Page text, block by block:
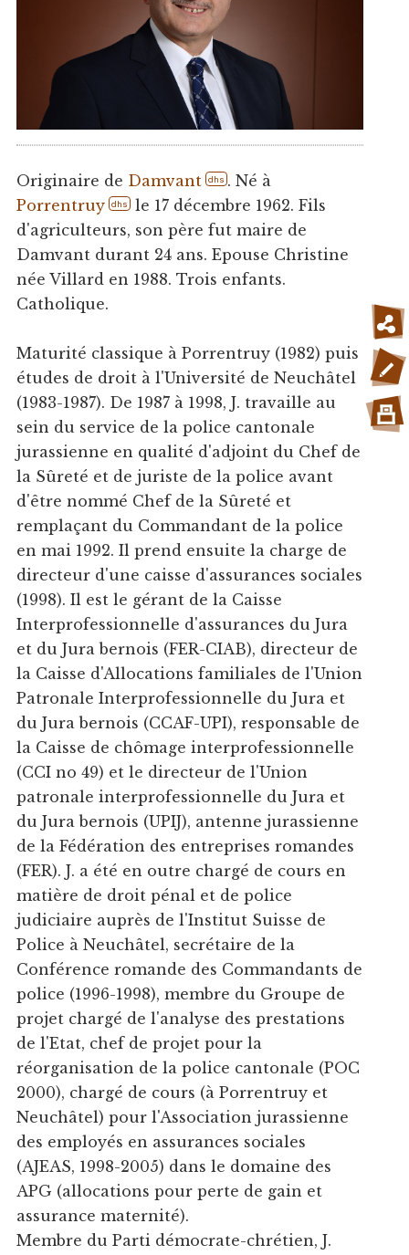
Originaire de Damvant dhs . Né à
Porrentruy
dhs le 17 décembre 1962. Fils
d'agriculteurs, son père fut maire de
Damvant durant 24 ans. Epouse Christine
née Villard en 1988. Trois enfants.
Catholique.
Maturité classique à Porrentruy (1982) puis
études de droit à l'Université de Neuchâtel
(1983-1987). De 1987 à 1998, J. travaille au
sein du service de la police cantonale
jurassienne en qualité d'adjoint du Chef de
la Sûreté et de juriste de la police avant
d'être nommé Chef de la Sûreté et
remplaçant du Commandant de la police
en mai 1992. Il prend ensuite la charge de
directeur d'une caisse d'assurances sociales
(1998). Il est le gérant de la Caisse
Interprofessionnelle d'assurances du Jura
et du Jura bernois (FER-CIAB), directeur de
la Caisse d'Allocations familiales de l'Union
Patronale Interprofessionnelle du Jura et
du Jura bernois (CCAF-UPI), responsable de
la Caisse de chômage interprofessionnelle
(CCI no 49) et le directeur de l'Union
patronale interprofessionnelle du Jura et
du Jura bernois (UPIJ), antenne jurassienne
de la Fédération des entreprises romandes
(FER). J. a été en outre chargé de cours en
matière de droit pénal et de police
judiciaire auprès de l'Institut Suisse de
Police à Neuchâtel, secrétaire de la
Conférence romande des Commandants de
police (1996-1998), membre du Groupe de
projet chargé de l'analyse des prestations
de l'Etat, chef de projet pour la
réorganisation de la police cantonale (POC
2000), chargé de cours (à Porrentruy et
Neuchâtel) pour l'Association jurassienne
des employés en assurances sociales
(AJEAS, 1998-2005) dans le domaine des
APG (allocations pour perte de gain et
assurance maternité).
Membre du Parti démocrate-chrétien, J.